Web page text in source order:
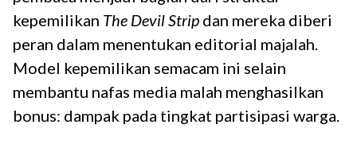
kepemilikan The Devil Strip dan mereka diberi
peran dalam menentukan editorial majalah.
Model kepemilikan semacam ini selain
membantu nafas media malah menghasilkan
bonus: dampak pada tingkat partisipasi warga.